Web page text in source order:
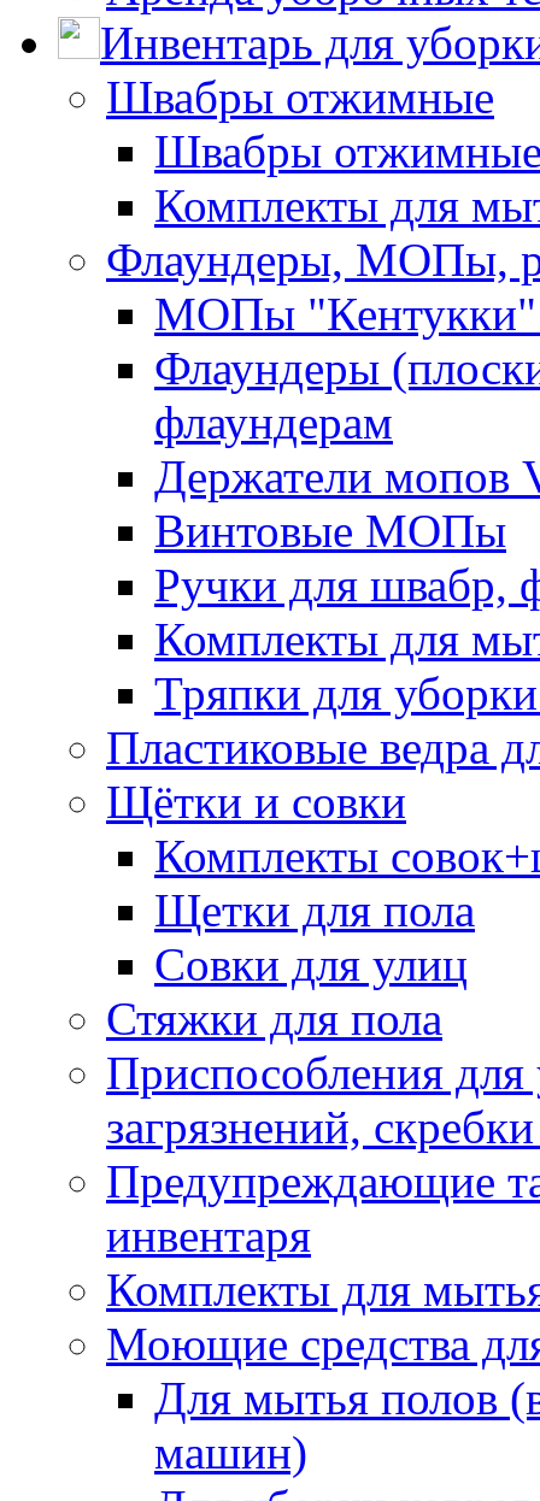
Инвентарь для
Швабры отжимные
Швабры
Комплекты для
Флаундеры, МОПы,
МОПы "Кентукки"
Флаундеры
флаундерам
Держатели мопов
Винтовые МОПы
Ручки для швабр,
Комплекты для
Тряпки для
Пластиковые ведра
Щётки и совки
Комплекты
Щетки для пола
Совки для улиц
Стяжки для пола
Приспособления
загрязнений,
Предупреждающие
инвентаря
Комплекты для
Моющие средства
Для мытья полов
машин)